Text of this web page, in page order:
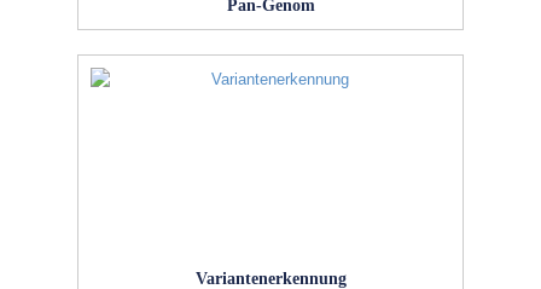
Pan-Genom
Variantenerkennung